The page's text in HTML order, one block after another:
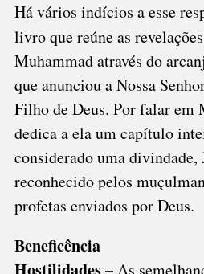
Há vários indícios a esse
livro que reúne as
Muhammad através do
que anunciou a Nossa
Filho de Deus. Por falar em
dedica a ela um capítulo
considerado uma divindade,
reconhecido pelos
profetas enviados por Deus.
Beneficência